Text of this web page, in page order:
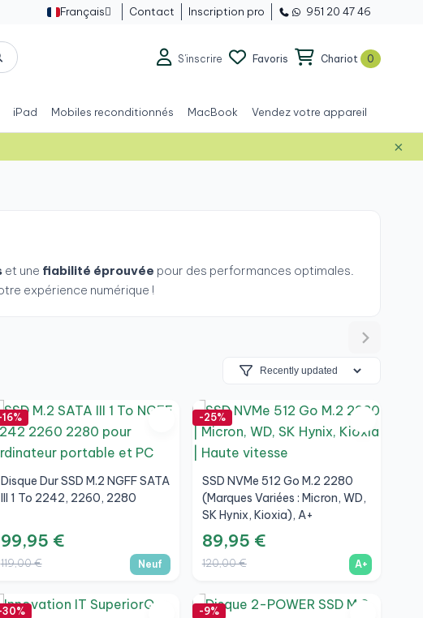
Français  Contact Inscription pro 951 20 47 46
S'inscrire Favoris Chariot 0
iPad Mobiles reconditionnés MacBook Vendez votre appareil
×
et une fiabilité éprouvée pour des performances optimales.
expérience numérique !
Disque Dur SSD M.2 NGFF SATA
III 1 To 2242, 2260, 2280
99,95 €
119,00 € Neuf
-25%
SSD NVMe 512 Go M.2 2280
(Marques Variées : Micron, WD,
SK Hynix, Kioxia), A+
89,95 €
120,00 € A+
30% -9%